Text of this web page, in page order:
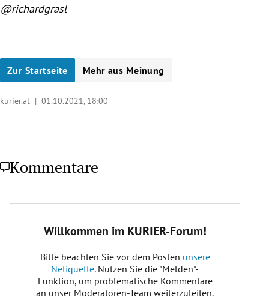
@richardgrasl
Zur Startseite Mehr aus Meinung
kurier.at | 01.10.2021, 18:00
Kommentare